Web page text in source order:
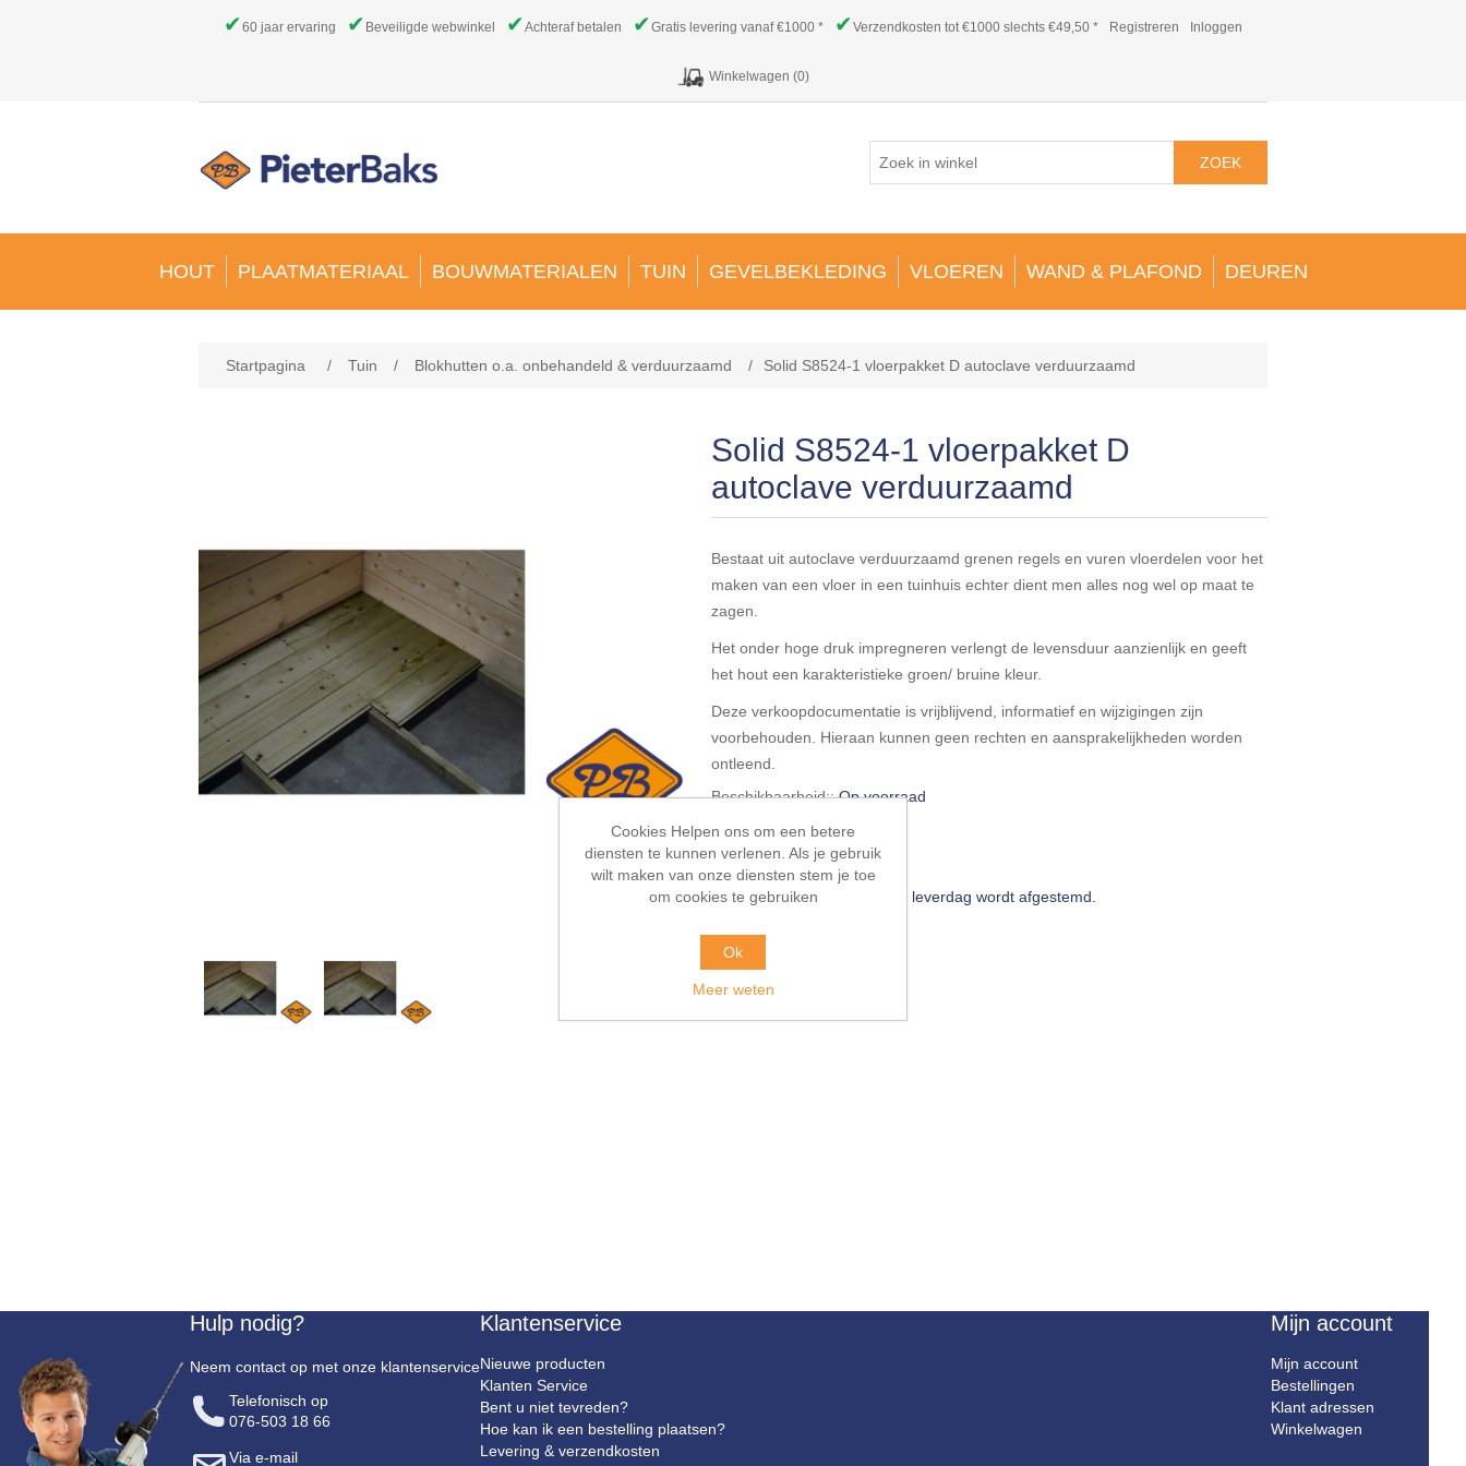
✔60 jaar ervaring ✔ Beveiligde webwinkel ✔Achteraf betalen ✔Gratis levering vanaf €1000 * ✔Verzendkosten tot €1000 slechts €49,50 * Registreren Inloggen
Winkelwagen (0)
ZOEK
HOUT PLAATMATERIAAL BOUWMATERIALEN TUIN GEVELBEKLEDING VLOEREN WAND & PLAFOND DEUREN
Startpagina / Tuin / Blokhutten o.a. onbehandeld & verduurzaamd / Solid S8524-1 vloerpakket D autoclave verduurzaamd
Solid S8524-1 vloerpakket D
autoclave verduurzaamd
Bestaat uit autoclave verduurzaamd grenen regels en vuren vloerdelen voor het
maken van een vloer in een tuinhuis echter dient men alles nog wel op maat te
zagen.
Het onder hoge druk impregneren verlengt de levensduur aanzienlijk en geeft
het hout een karakteristieke groen/ bruine kleur.
Deze verkoopdocumentatie is vrijblijvend, informatief en wijzigingen zijn
voorbehouden. Hieraan kunnen geen rechten en aansprakelijkheden worden
ontleend.
Beschikbaarheid:: Op voorraad
EAN: 5412025985241
Leveringsdatum: 4-5 weken, leverdag wordt afgestemd.
€475,00 incl. BTW
Hulp nodig?
Neem contact op met onze klantenservice
Telefonisch op
076-503 18 66
Via e-mail
Klantenservice
Nieuwe producten
Klanten Service
Bent u niet tevreden?
Hoe kan ik een bestelling plaatsen?
Levering & verzendkosten
Mijn account
Mijn account
Bestellingen
Klant adressen
Winkelwagen
Cookies Helpen ons om een betere
diensten te kunnen verlenen. Als je gebruik
wilt maken van onze diensten stem je toe
om cookies te gebruiken
Ok
Meer weten